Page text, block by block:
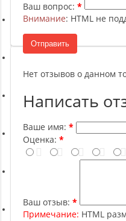
Волейбол
Системы хранения
Футбол и гандбол
Новинки
Ваш вопрос:
Внимание: HTML не
Отправить
Нет отзывов о данном
Написать
Ваше имя:
Оценка:
Ваш отзыв:
Примечание: HTML